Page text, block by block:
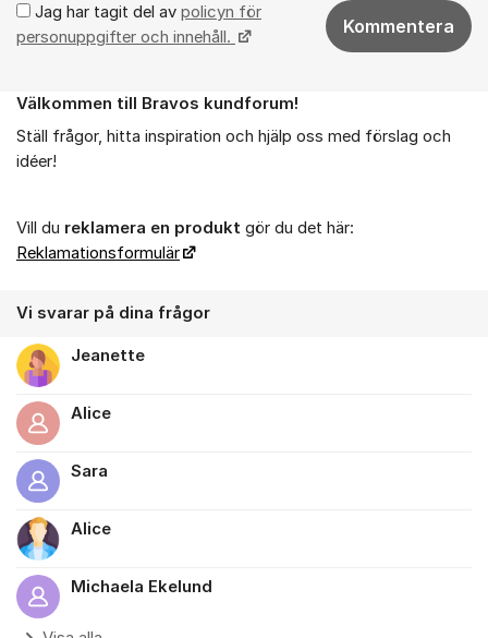
Jag har tagit del av policyn för
personuppgifter och innehåll.
Kommentera
Om forumet
Välkommen till Bravos kundforum!
Ställ frågor, hitta inspiration och hjälp oss med förslag och
idéer!
Vill du reklamera en produkt gör du det här:
Reklamationsformulär
Vi svarar på dina frågor
Jeanette
Alice
Sara
Alice
Michaela Ekelund